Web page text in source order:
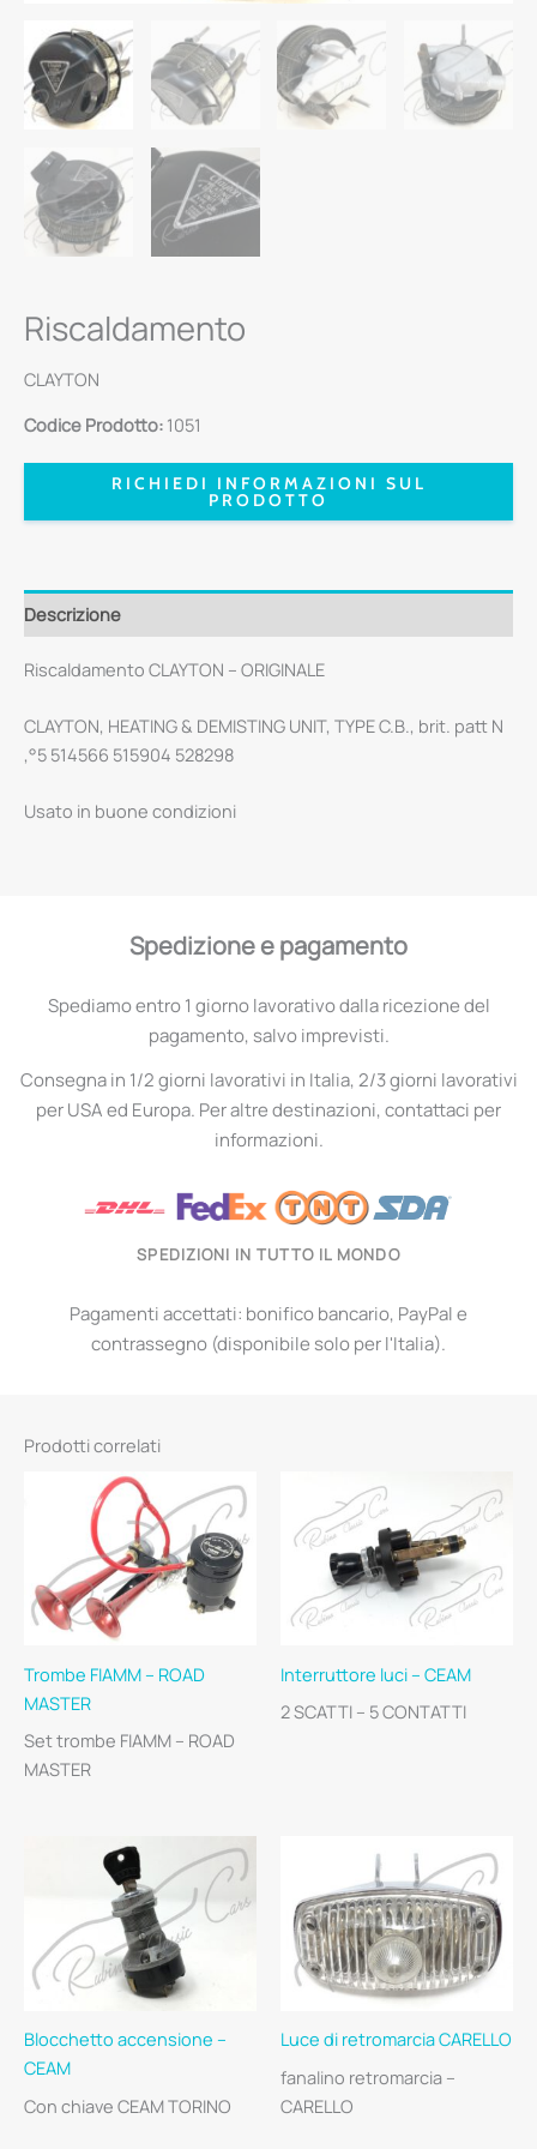
Riscaldamento
CLAYTON
Codice Prodotto: 1051
RICHIEDI INFORMAZIONI SUL
PRODOTTO
Descrizione
Riscaldamento CLAYTON – ORIGINALE
CLAYTON, HEATING & DEMISTING UNIT, TYPE C.B., brit. patt N
‚°5 514566 515904 528298
Usato in buone condizioni
Spedizione e pagamento
Spediamo entro 1 giorno lavorativo dalla ricezione del
pagamento, salvo imprevisti.
Consegna in 1/2 giorni lavorativi in Italia, 2/3 giorni lavorativi
per USA ed Europa. Per altre destinazioni, contattaci per
informazioni.
SPEDIZIONI IN TUTTO IL MONDO
Pagamenti accettati: bonifico bancario, PayPal e
contrassegno (disponibile solo per l'Italia).
Prodotti correlati
Trombe FIAMM – ROAD
MASTER
Set trombe FIAMM – ROAD
MASTER
Interruttore luci – CEAM
2 SCATTI – 5 CONTATTI
Blocchetto accensione –
CEAM
Con chiave CEAM TORINO
Luce di retromarcia CARELLO
fanalino retromarcia –
CARELLO